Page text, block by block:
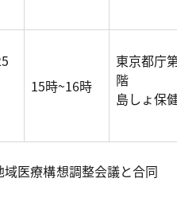
15時~16時
東京都庁
階
島しょ保
医療構想調整会議と合同